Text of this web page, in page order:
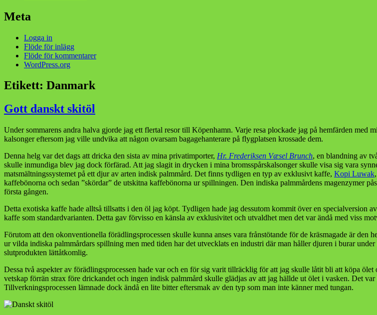
Meta
Logga in
Flöde för inlägg
Flöde för kommentarer
WordPress.org
Etikett: Danmark
Gott danskt skitöl
Under sommarens andra halva gjorde jag ett flertal resor till Köpenhamn. Varje resa plockade jag på hemfärden
kalsonger eftersom jag ville undvika att någon ovarsam bagagehanterare på flygplatsen krossade dem.
Denna helg var det dags att dricka den sista av mina privatimporter, Hr. Frederiksen Væsel Brunch, en blandning av
skulle inmundiga blev jag dock förfärad. Att jag slagit in drycken i mina bromsspårskalsonger skulle visa sig vara
matsmältningssystemet på ett djur av arten indisk palmmård. Det finns tydligen en typ av exklusivt kaffe, Kopi Luwak
kaffebönorna och sedan ”skördar” de utskitna kaffebönorna ur spillningen. Den indiska palmmårdens magenzymer
första gången.
Detta exotiska kaffe hade alltså tillsatts i den öl jag köpt. Tydligen hade jag dessutom kommit över en specialversion
kaffe som standardvarianten. Detta gav förvisso en känsla av exklusivitet och utvaldhet men det var ändå med viss
Förutom att den okonventionella förädlingsprocessen skulle kunna anses vara frånstötande för de kräsmagade är den
ur vilda indiska palmmårdars spillning men med tiden har det utvecklats en industri där man håller djuren i burar
slutprodukten lättåtkomlig.
Dessa två aspekter av förädlingsprocessen hade var och en för sig varit tillräcklig för att jag skulle låtit bli att köpa ölet
vetskap förrän strax före drickandet och ingen indisk palmmård skulle glädjas av att jag hällde ut ölet i vasken. Det
Tillverkningsprocessen lämnade dock ändå en lite bitter eftersmak av den typ som man inte känner med tungan.